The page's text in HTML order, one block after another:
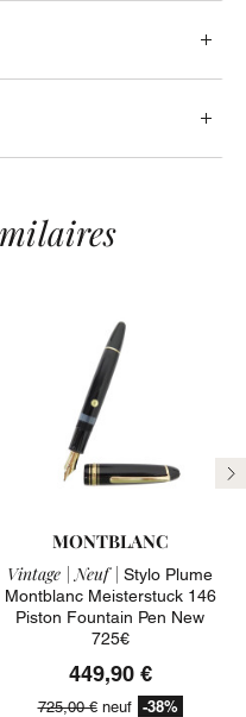
MONTBLANC
Vintage | Neuf | Stylo Plume
Montblanc Meisterstuck 146
Piston Fountain Pen New
725€
449,90 €
725,00 €neuf -38%